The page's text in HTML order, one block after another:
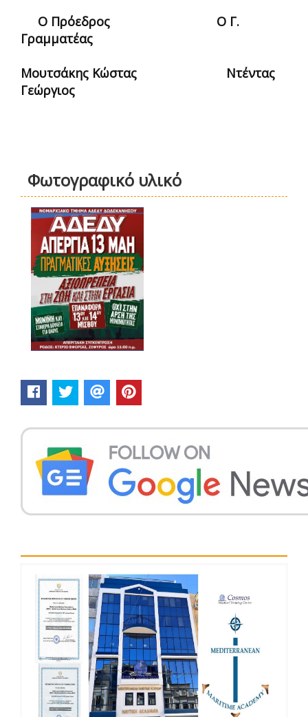
Ο Πρόεδρος Ο Γ.
Γραμματέας
Μουτσάκης Κώστας Ντέντας
Γεώργιος
Φωτογραφικό υλικό